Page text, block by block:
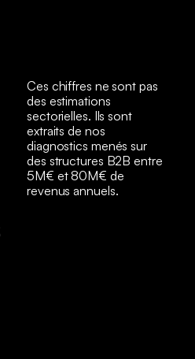
Ces chiffres ne sont pas
des estimations
sectorielles. Ils sont
extraits de nos
diagnostics menés sur
des structures B2B entre
5M€ et 80M€ de
revenus annuels.